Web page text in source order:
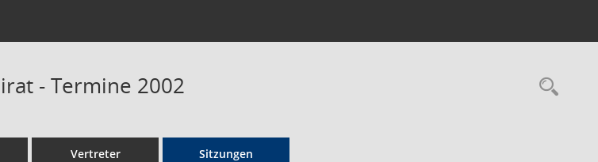
- Termine 2002
Vertreter Sitzungen